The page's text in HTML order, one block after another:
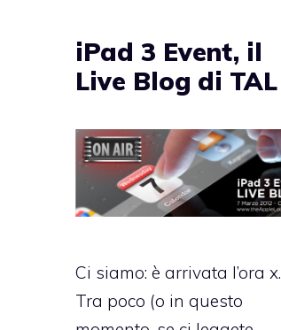
iPad 3 Event, il
Live Blog di TAL
Ci siamo: è arrivata l’ora x.
Tra poco (o in questo